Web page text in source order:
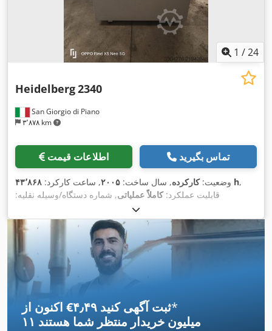
1 /24
San Giorgio di Piano
۳٬۸۷۸ km
Heidelberg2340
اطلاعات قیمت تماس بگیرید
وضعیت:کارکرده, سال ساخت: ۲۰۰۵, ساعت کارکرد: ۴۳٬۸۶۸ h,
قابلیت عملکرد:کاملاً عملیاتی, شماره دستگاه/وسیله نقلیه:
اکنون از ‎€۴٫۴۹ ثبت آگهی کنید*
۱۱ میلیون خریدار منتظر شما هستند